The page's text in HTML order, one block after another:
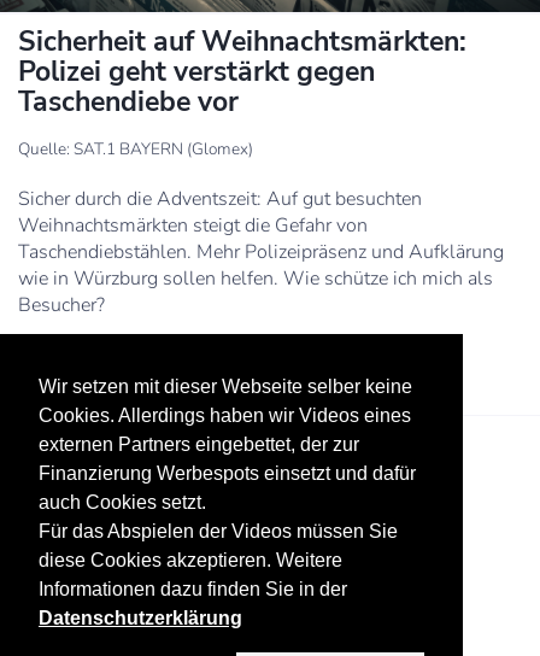
Wir setzen mit dieser Webseite selber keine
Cookies. Allerdings haben wir Videos eines
externen Partners eingebettet, der zur
Finanzierung Werbespots einsetzt und dafür
auch Cookies setzt.
Für das Abspielen der Videos müssen Sie
diese Cookies akzeptieren. Weitere
Informationen dazu finden Sie in der
Datenschutzerklärung
Sicherheit auf Weihnachtsmärkten:
Polizei geht verstärkt gegen
Taschendiebe vor
Quelle: SAT.1 BAYERN (Glomex)
Sicher durch die Adventszeit: Auf gut besuchten
Weihnachtsmärkten steigt die Gefahr von
Taschendiebstählen. Mehr Polizeipräsenz und Aufklärung
wie in Würzburg sollen helfen. Wie schütze ich mich als
Besucher?
Datenschutz Werbung Impressum